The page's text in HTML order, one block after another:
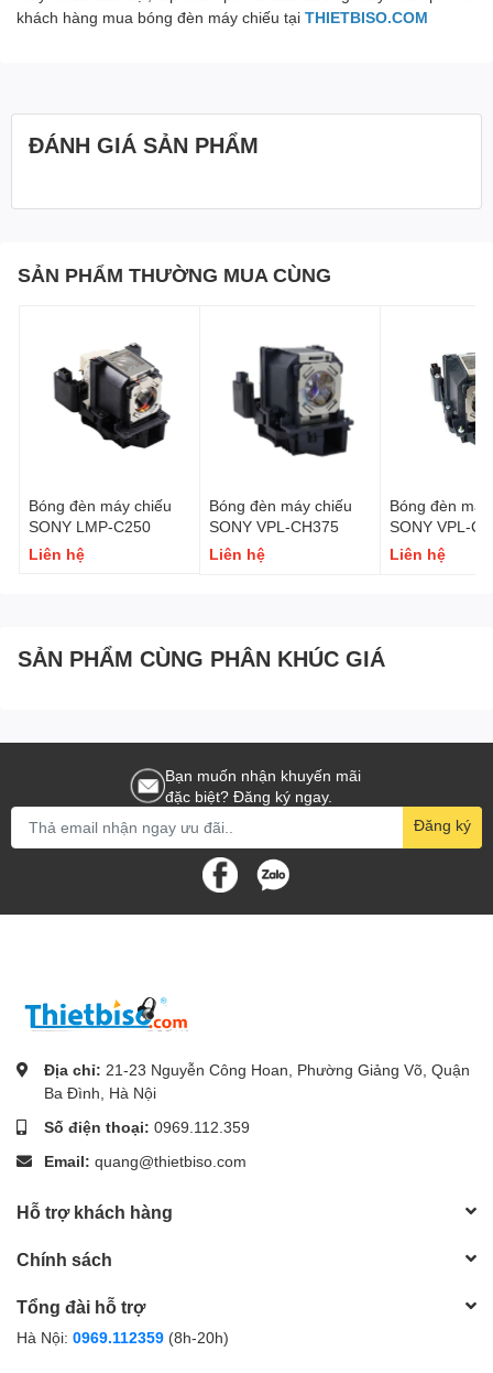
khách hàng mua bóng đèn máy chiếu tại THIETBISO.COM
ĐÁNH GIÁ SẢN PHẨM
SẢN PHẨM THƯỜNG MUA CÙNG
Bóng đèn máy chiếu
SONY LMP-C250
Liên hệ
Bóng đèn máy chiếu
SONY VPL-CH375
Liên hệ
Bóng đèn
SONY VPL-
Liên hệ
SẢN PHẨM CÙNG PHÂN KHÚC GIÁ
Bạn muốn nhận khuyến mãi
đặc biệt? Đăng ký ngay.
Đăng ký
Địa chỉ: 21-23 Nguyễn Công Hoan, Phường Giảng Võ, Quận
Ba Đình, Hà Nội
Số điện thoại: 0969.112.359
Email: quang@thietbiso.com
Hỗ trợ khách hàng
Chính sách
Tổng đài hỗ trợ
Hà Nội: 0969.112359 (8h-20h)